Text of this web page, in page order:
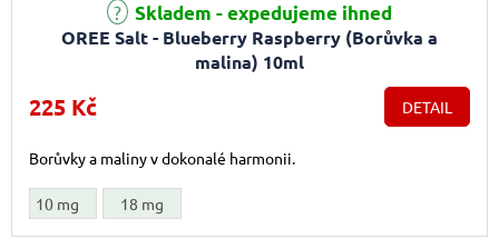
OREE Salt - Blueberry Raspberry (Borůvka a
malina) 10ml
Skladem - expedujeme ihned
225 Kč DETAIL
Borůvky a maliny v dokonalé harmonii.
10 mg 18 mg